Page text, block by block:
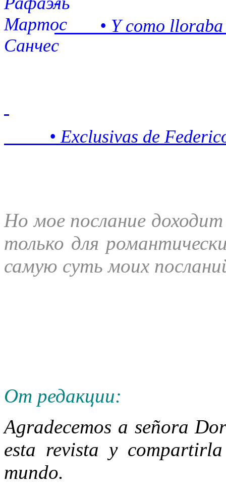
• Y como lloraba
• Exclusivas de
Но мое послание
только для
самую суть моих
От редакции:
Agradecemos a señora
esta revista y
mundo.